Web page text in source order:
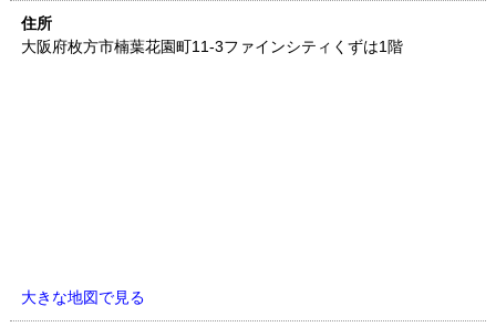
住所
大阪府枚方市楠葉花園町11-3ファインシティくずは1階
大きな地図で見る